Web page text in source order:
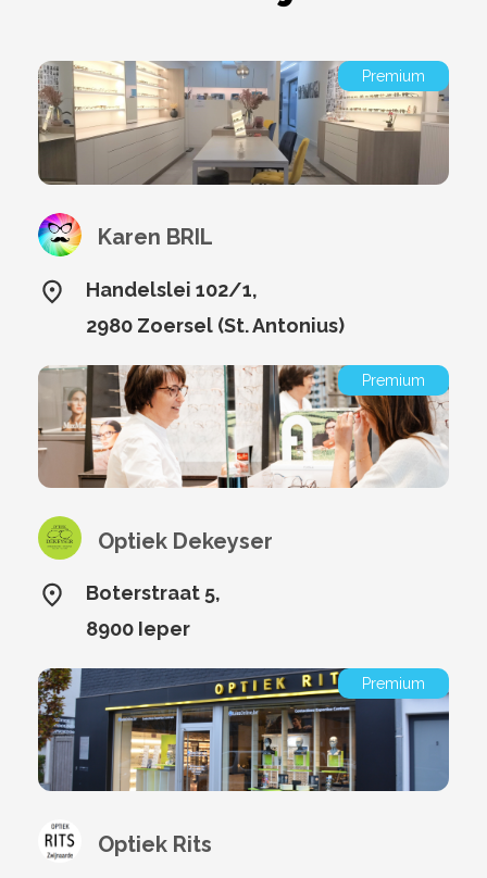
Premium
Karen BRIL
Handelslei 102/1,
2980 Zoersel (St. Antonius)
Premium
Optiek Dekeyser
Boterstraat 5,
8900 Ieper
Premium
Optiek Rits